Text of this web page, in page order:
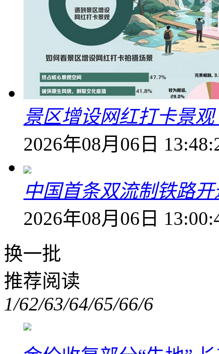
景区增设网红打卡景
2026年08月06日
中国首条双流制铁路
2026年08月06日
换一批
推荐阅读
1/62/63/64/65/66/6